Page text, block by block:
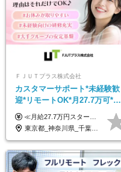
ＦＪＵＴプラス株式会社
カスタマーサポート*未経験歓
迎*リモートOK*月27.7万可*賞
与年2回*転勤なし*連休
OK/ZE010232
≪月給27.7万円スタートも可／賞与年2回≫ ■月給21万円～27.7万円＋各種手当＋賞与年2回 ※給与は勤務地に応じて変更します ※年齢や経験・スキルなどを考慮して決定します ※時間外手当は全額支給 ※上記は初年度の月給となります ※試用期間3ヶ月（その他待遇に差異はありません） 【固定残業代について】 なし（残業代は、実際の労働時間に応じて別途全額支給）
東京都_神奈川県_千葉県_大阪府_愛知県_北海道_長野県_石川県_広島県_福岡県